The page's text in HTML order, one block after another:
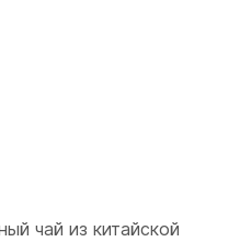
чай из китайской